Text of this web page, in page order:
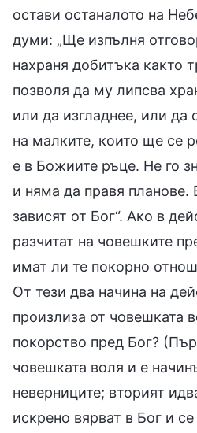
остави останалото на
думи: „Ще изпълня
нахраня добитъка както
позволя да му липсва
или да изгладнее, или да
на малките, които ще се
е в Божиите ръце. Не го
и няма да правя планове.
зависят от Бог“. Ако в
разчитат на човешките
имат ли те покорно
От тези два начина на
произлиза от човешката
покорство пред Бог?
човешката воля и е
неверниците; вторият
искрено вярват в Бог и